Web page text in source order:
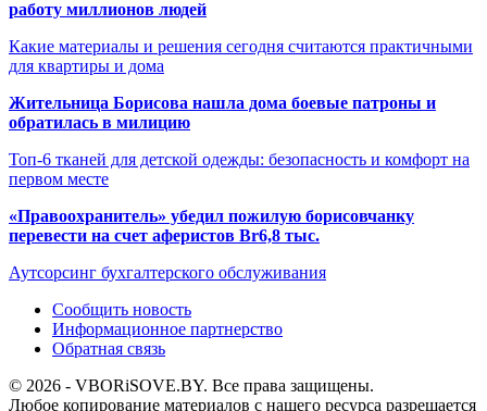
работу миллионов людей
Какие материалы и решения сегодня считаются практичными
для квартиры и дома
Жительница Борисова нашла дома боевые патроны и
обратилась в милицию
Топ-6 тканей для детской одежды: безопасность и комфорт на
первом месте
«Правоохранитель» убедил пожилую борисовчанку
перевести на счет аферистов Br6,8 тыс.
Аутсорсинг бухгалтерского обслуживания
Сообщить новость
Информационное партнерство
Обратная связь
© 2026 - VBORiSOVE.BY. Все права защищены.
Любое копирование материалов с нашего ресурса разрешается